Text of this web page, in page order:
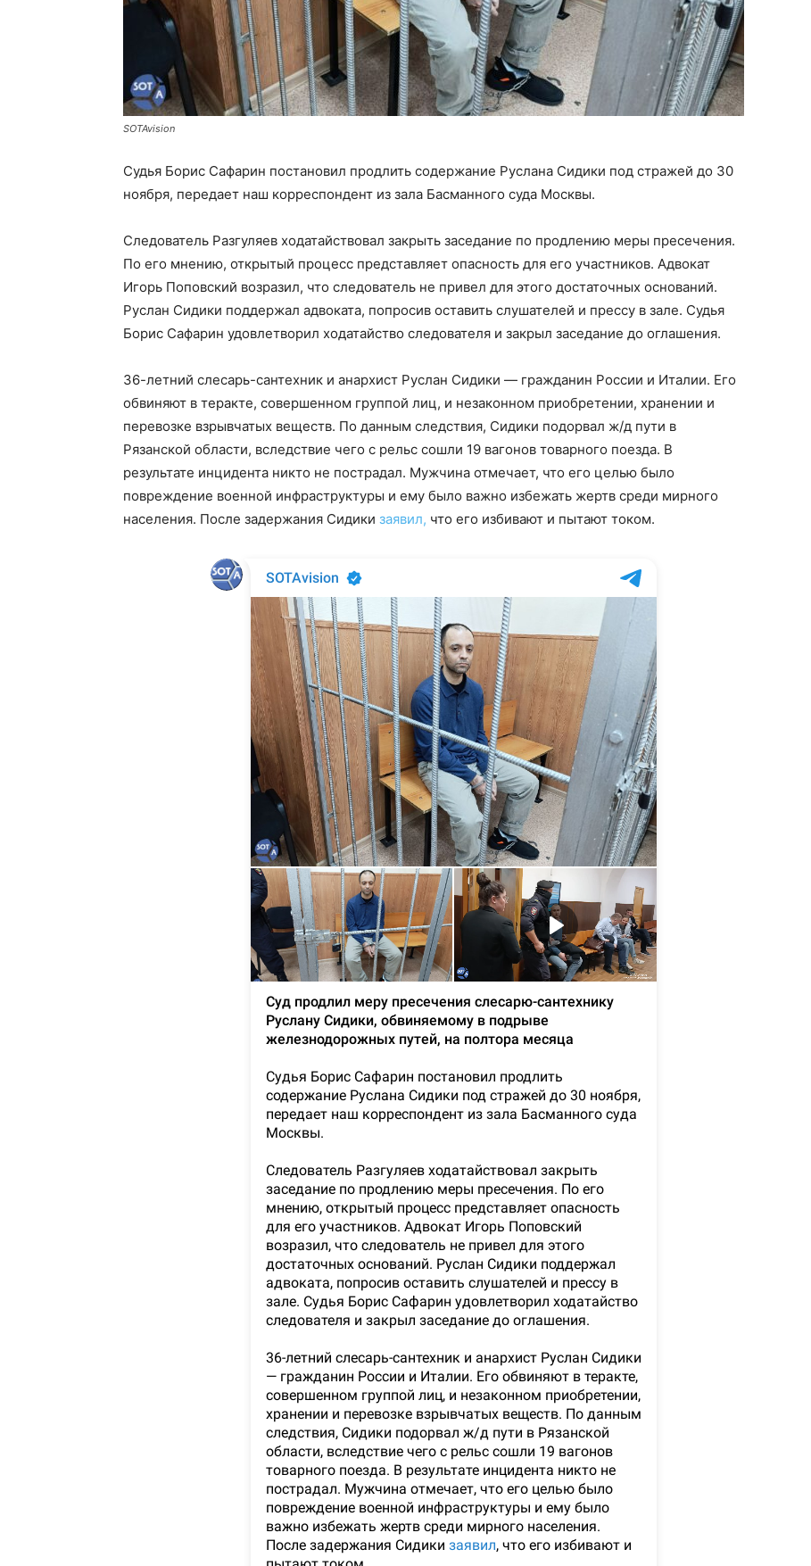
SOTAvision
Судья Борис Сафарин постановил продлить содержание Руслана Сидики под стражей до 30
ноября, передает наш корреспондент из зала Басманного суда Москвы.
Следователь Разгуляев ходатайствовал закрыть заседание по продлению меры пресечения.
По его мнению, открытый процесс представляет опасность для его участников. Адвокат
Игорь Поповский возразил, что следователь не привел для этого достаточных оснований.
Руслан Сидики поддержал адвоката, попросив оставить слушателей и прессу в зале. Судья
Борис Сафарин удовлетворил ходатайство следователя и закрыл заседание до оглашения.
36-летний слесарь-сантехник и анархист Руслан Сидики — гражданин России и Италии. Его
обвиняют в теракте, совершенном группой лиц, и незаконном приобретении, хранении и
перевозке взрывчатых веществ. По данным следствия, Сидики подорвал ж/д пути в
Рязанской области, вследствие чего с рельс сошли 19 вагонов товарного поезда. В
результате инцидента никто не пострадал. Мужчина отмечает, что его целью было
повреждение военной инфраструктуры и ему было важно избежать жертв среди мирного
населения. После задержания Сидики заявил, что его избивают и пытают током.